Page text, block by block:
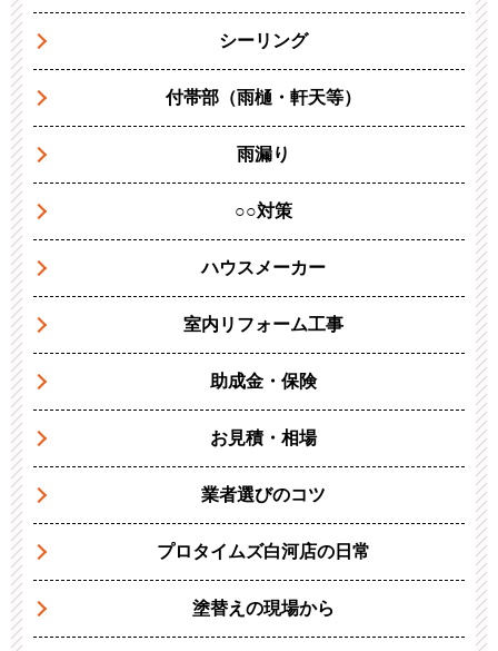
シーリング
付帯部（雨樋・軒天等）
雨漏り
○○対策
ハウスメーカー
室内リフォーム工事
助成金・保険
お見積・相場
業者選びのコツ
プロタイムズ白河店の日常
塗替えの現場から